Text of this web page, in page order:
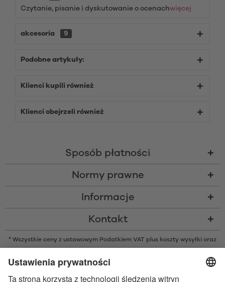
Czytanie, pisanie i dyskutowanie o ocenachwięcej
akcesoria 9
Podobne artykuły:
Klienci kupili również
Klienci obejrzeli również
Sposób płatności
Normy prawne
Informacje
Kontakt
* Wszystkie ceny z ustawowym Podatkiem VAT plus koszty wysyłki oraz
* Znak słowny i logo Bluetooth® są zarejestrowanymi znakami
towarowymi należącymi do Bluetooth SIG, Inc. i każde użycie tych znaków